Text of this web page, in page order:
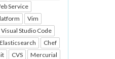
Service
Vim
Visual Studio Code
Elasticsearch
Chef
CVS
Mercurial